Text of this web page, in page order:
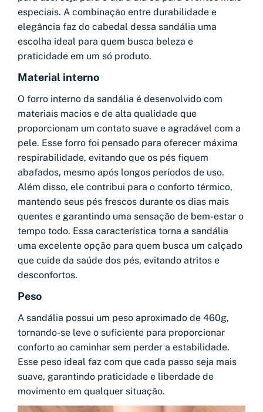
especiais. A combinação entre durabilidade e
elegância faz do cabedal dessa sandália uma
escolha ideal para quem busca beleza e
praticidade em um só produto.
Material interno
O forro interno da sandália é desenvolvido com
materiais macios e de alta qualidade que
proporcionam um contato suave e agradável com a
pele. Esse forro foi pensado para oferecer máxima
respirabilidade, evitando que os pés fiquem
abafados, mesmo após longos períodos de uso.
Além disso, ele contribui para o conforto térmico,
mantendo seus pés frescos durante os dias mais
quentes e garantindo uma sensação de bem-estar o
tempo todo. Essa característica torna a sandália
uma excelente opção para quem busca um calçado
que cuide da saúde dos pés, evitando atritos e
desconfortos.
Peso
A sandália possui um peso aproximado de 460g,
tornando-se leve o suficiente para proporcionar
conforto ao caminhar sem perder a estabilidade.
Esse peso ideal faz com que cada passo seja mais
suave, garantindo praticidade e liberdade de
movimento em qualquer situação.